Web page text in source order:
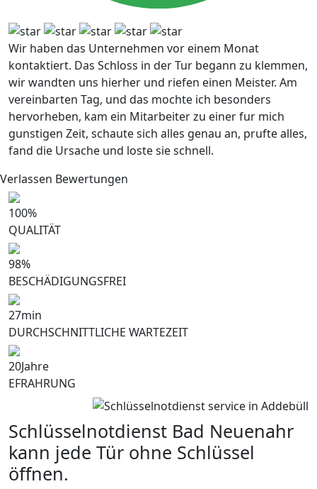
Wir haben das Unternehmen vor einem Monat
kontaktiert. Das Schloss in der Tur begann zu klemmen,
wir wandten uns hierher und riefen einen Meister. Am
vereinbarten Tag, und das mochte ich besonders
hervorheben, kam ein Mitarbeiter zu einer fur mich
gunstigen Zeit, schaute sich alles genau an, prufte alles,
fand die Ursache und loste sie schnell.
Verlassen Bewertungen
100%
QUALITÄT
98%
BESCHÄDIGUNGSFREI
27min
DURCHSCHNITTLICHE WARTEZEIT
20Jahre
EFRAHRUNG
Schlüsselnotdienst Bad Neuenahr
kann jede Tür ohne Schlüssel
öffnen.